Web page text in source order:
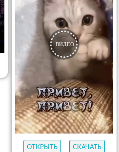
ОТКРЫТЬ СКАЧАТЬ